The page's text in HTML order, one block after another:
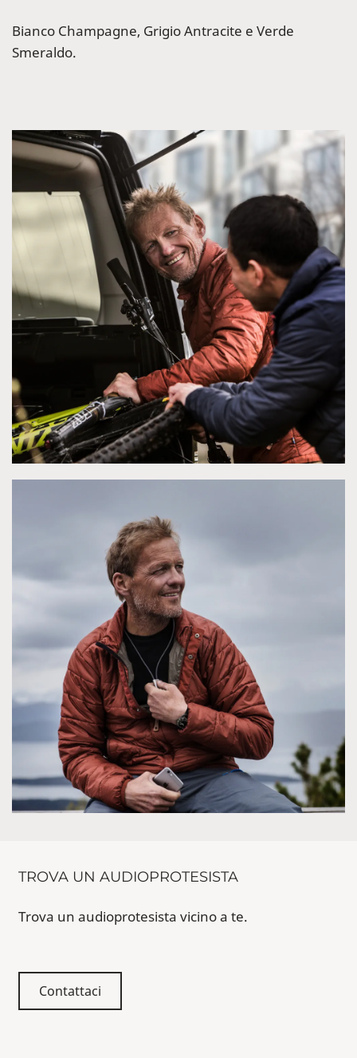
Bianco Champagne, Grigio Antracite e Verde
Smeraldo.
TROVA UN AUDIOPROTESISTA
Trova un audioprotesista vicino a te.
Contattaci